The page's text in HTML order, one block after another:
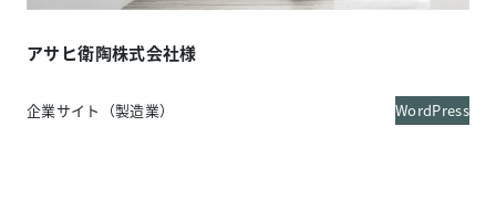
アサヒ衛陶株式会社様
企業サイト（製造業） WordPress